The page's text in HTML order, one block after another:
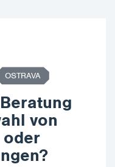
OSTRAVA
von
oder